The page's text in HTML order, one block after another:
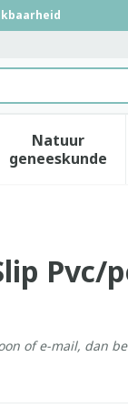
categorie
en
voor
Natuur
geneeskunde
Toon
Pvc/
of e-mail, dan